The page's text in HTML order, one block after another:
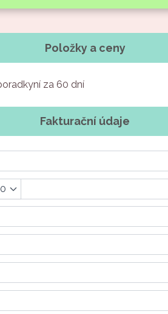
Položky a ceny
za 60 dní
Fakturační údaje